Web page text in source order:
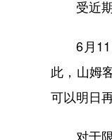
受近
6月
此，山姆
可以明日
对于